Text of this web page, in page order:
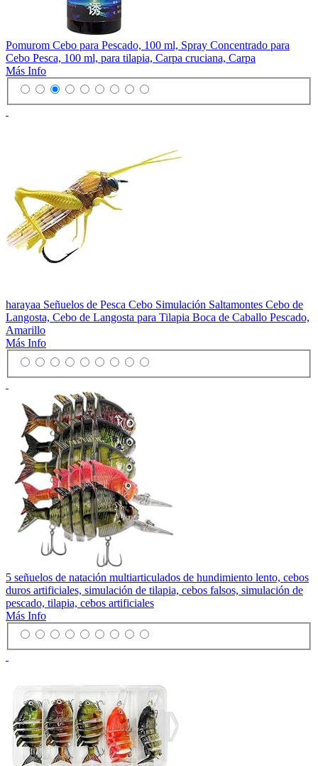
Pomurom Cebo para Pescado, 100 ml, Spray Concentrado para
Cebo Pesca, 100 ml, para tilapia, Carpa cruciana, Carpa
Más Info
harayaa Señuelos de Pesca Cebo Simulación Saltamontes Cebo de
Langosta, Cebo de Langosta para Tilapia Boca de Caballo Pescado,
Amarillo
Más Info
5 señuelos de natación multiarticulados de hundimiento lento, cebos
duros artificiales, simulación de tilapia, cebos falsos, simulación de
pescado, tilapia, cebos artificiales
Más Info